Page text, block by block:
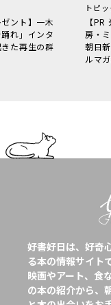
ント】一木
れ」インタ
た再生の群
トピッ
【
房・
朝日
ルマ
好書好日は、好奇
る本の情報サイトで
映画やアート、食
の本の紹介から、